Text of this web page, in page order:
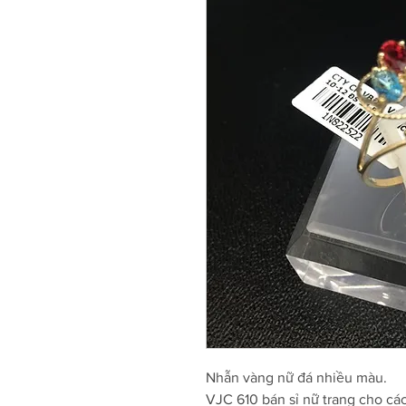
Nhẫn vàng nữ đá nhiều màu.
VJC 610 bán sỉ nữ trang cho